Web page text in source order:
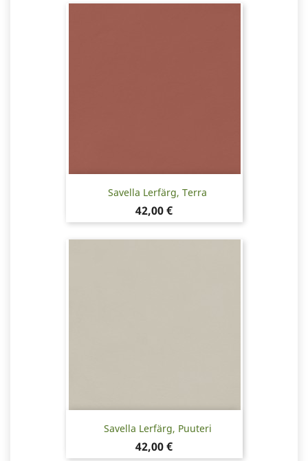
Savella Lerfärg, Terra
Pris
42,00 €
Savella Lerfärg, Puuteri
Pris
42,00 €